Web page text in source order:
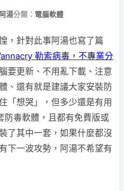
阿湯分類： 電腦軟體
，針對此事阿湯也寫了篇
勒索病毒，不專業分
要更新、不用亂下載、注意
、還有就是建議大家安裝防
「想哭」，但多少還是有用
防毒軟體，且都有免費版或
了其中一套，如果什麼都沒
下一波攻勢，阿湯不希望有